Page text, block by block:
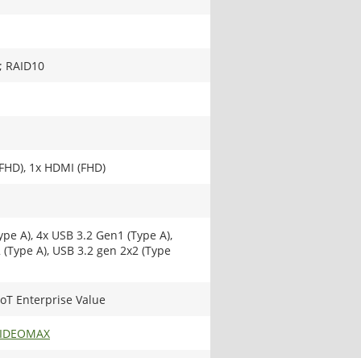
RAID10
1x HDMI (FHD)
A), 4x USB 3.2 Gen1 (Type A),
A), USB 3.2 gen 2x2 (Type
Enterprise Value